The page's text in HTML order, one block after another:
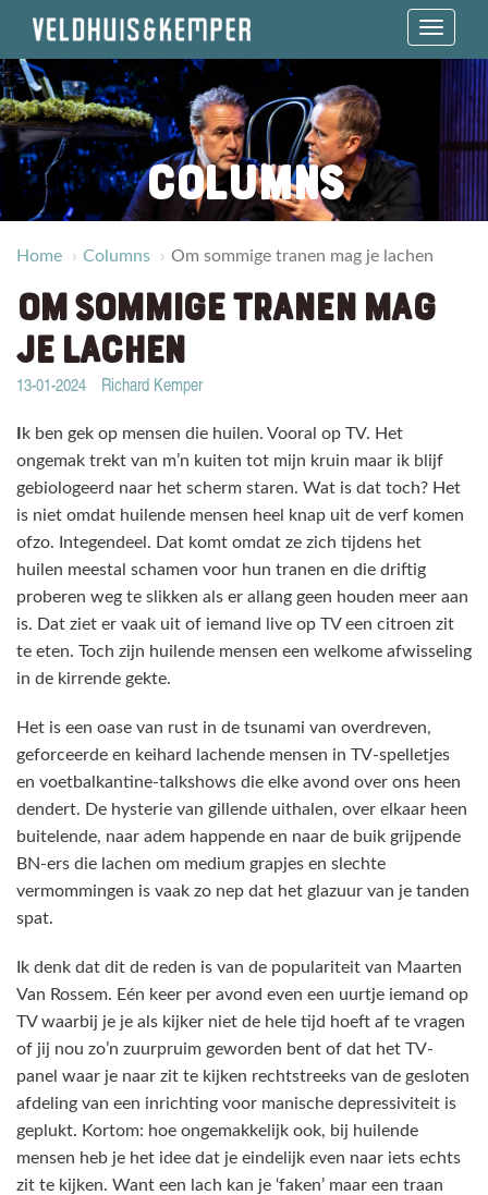
Toggle
COLUMNS
Home Columns Om sommige tranen mag je lachen
OM SOMMIGE TRANEN MAG
JE LACHEN
13-01-2024 Richard Kemper
k ben gek op mensen die huilen. Vooral op TV. Het
ongemak trekt van m’n kuiten tot mijn kruin maar ik blijf
gebiologeerd naar het scherm staren. Wat is dat toch? Het
is niet omdat huilende mensen heel knap uit de verf komen
ofzo. Integendeel. Dat komt omdat ze zich tijdens het
huilen meestal schamen voor hun tranen en die driftig
proberen weg te slikken als er allang geen houden meer aan
is. Dat ziet er vaak uit of iemand live op TV een citroen zit
te eten. Toch zijn huilende mensen een welkome afwisseling
in de kirrende gekte.
Het is een oase van rust in de tsunami van overdreven,
geforceerde en keihard lachende mensen in TV-spelletjes
en voetbalkantine-talkshows die elke avond over ons heen
dendert. De hysterie van gillende uithalen, over elkaar heen
buitelende, naar adem happende en naar de buik grijpende
BN-ers die lachen om medium grapjes en slechte
vermommingen is vaak zo nep dat het glazuur van je tanden
spat.
Ik denk dat dit de reden is van de populariteit van Maarten
Van Rossem. Eén keer per avond even een uurtje iemand op
TV waarbij je je als kijker niet de hele tijd hoeft af te vragen
of jij nou zo’n zuurpruim geworden bent of dat het TV-
panel waar je naar zit te kijken rechtstreeks van de gesloten
afdeling van een inrichting voor manische depressiviteit is
geplukt. Kortom: hoe ongemakkelijk ook, bij huilende
mensen heb je het idee dat je eindelijk even naar iets echts
zit te kijken. Want een lach kan je ‘faken’ maar een traan